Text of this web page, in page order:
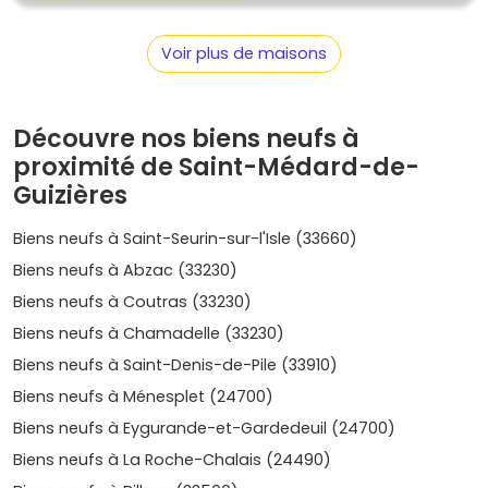
Potentiel locatif local: la présence de la gare, la
CoutrasetLibourne, et la demande de
Quartiers et secteurs à cibler pour ton
achat
de-Guizières :
Centre-bourg: idéal si tu veux tout faire à pied
(commerces, services, écoles). On y trouve des
résidences à taille humaine, intéressantes pour une
comme pour un
investissement.Prix indicatifs: autour de
400 €/m²pour des appartements neufs selon
prestations.
Secteur gare et bords de l'Isle: parfait pour
concilier mobilité et cadre de vie. Les biens avec
Voir plus de maisons
Découvre nos biens neufs à
proximité de Saint-Médard-de-
Guizières
Biens neufs à Saint-Seurin-sur-l'Isle (33660)
Biens neufs à Abzac (33230)
Biens neufs à Coutras (33230)
Biens neufs à Chamadelle (33230)
Biens neufs à Saint-Denis-de-Pile (33910)
Biens neufs à Ménesplet (24700)
Biens neufs à Eygurande-et-Gardedeuil (24700)
Biens neufs à La Roche-Chalais (24490)